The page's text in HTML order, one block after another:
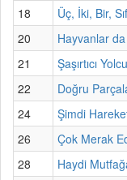
18
Üç, İki, Bir,
20
Hayvanlar
21
Şaşırtıcı
22
Doğru
24
Şimdi
26
Çok Merak
28
Haydi